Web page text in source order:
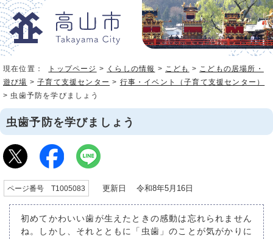
現在位置： トップページ > くらしの情報 > こども > こどもの居場所・
遊び場 >子育て支援センター > 行事・イベント（子育て支援センター）
> 虫歯予防を学びましょう
虫歯予防を学びましょう
ページ番号 T1005083 更新日 令和8年5月16日
初めてかわいい歯が生えたときの感動は忘れられません
ね。しかし、それとともに「虫歯」のことが気がかりに